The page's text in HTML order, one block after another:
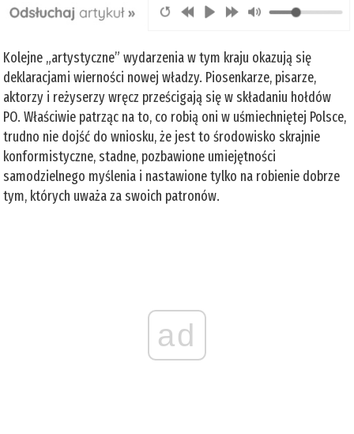
Kolejne „artystyczne” wydarzenia w tym kraju okazują się
deklaracjami wierności nowej władzy. Piosenkarze, pisarze,
aktorzy i reżyserzy wręcz prześcigają się w składaniu hołdów
PO. Właściwie patrząc na to, co robią oni w uśmiechniętej Polsce,
trudno nie dojść do wniosku, że jest to środowisko skrajnie
konformistyczne, stadne, pozbawione umiejętności
samodzielnego myślenia i nastawione tylko na robienie dobrze
tym, których uważa za swoich patronów.
ad